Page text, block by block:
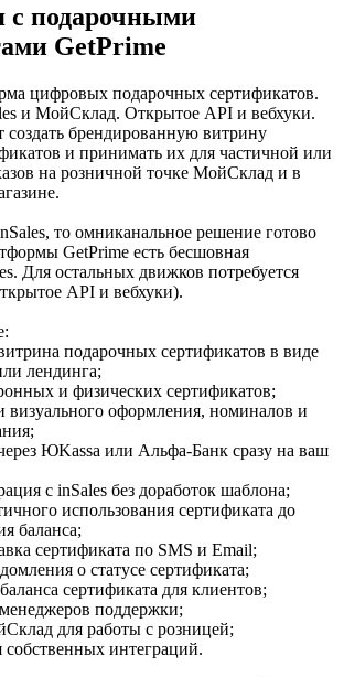
с подарочными
GetPrime
цифровых подарочных сертификатов.
и МойСклад. Открытое API и вебхуки.
создать брендированную витрину
и принимать их для частичной или
на розничной точке МойСклад и в
то омниканальное решение готово
GetPrime есть бесшовная
Для остальных движков потребуется
API и вебхуки).
подарочных сертификатов в виде
лендинга;
и физических сертификатов;
визуального оформления, номиналов и
ЮKassa или Альфа-Банк сразу на ваш
с inSales без доработок шаблона;
использования сертификата до
баланса;
сертификата по SMS и Email;
о статусе сертификата;
сертификата для клиентов;
поддержки;
для работы с розницей;
интеграций.